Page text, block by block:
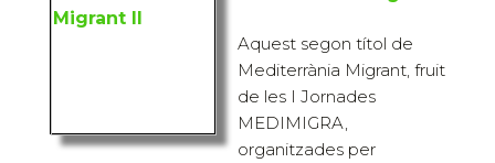
Aquest segon títol de
Mediterrània Migrant, fruit
de les I Jornades
MEDIMIGRA,
organitzades per